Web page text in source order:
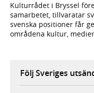
Kulturrådet i Bryssel
samarbetet, tillvaratar
svenska positioner får
områdena kultur,
Följ Sveriges